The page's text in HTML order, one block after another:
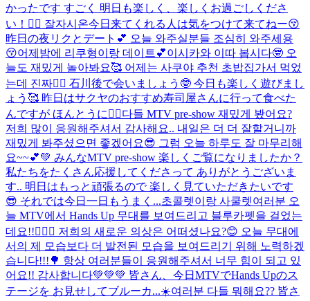
かったです すごく 明日も楽しく、楽しくお過ごしくださ
い！👍🏻 잘자시온今日来てくれる人は気をつけて来てねー😚
昨日の夜リクとデート💕 오늘 와주실분들 조심히 와주세용
😚어제밤에 리쿠형이랑 데이트💕이시카와 이따 봅시다🤓 오
늘도 재밌게 놀아봐요🥰 어제는 사쿠야 추천 초밥집가서 먹었
는데 진짜👍🏻 石川後で会いましょう🤓 今日も楽しく遊びまし
ょう🥰 昨日はサクヤのおすすめ寿司屋さんに行って食べた
んですが ほんとうに👍🏻다들 MTV pre-show 재밌게 봤어요?
저희 많이 응원해주셔서 감사해요.. 내일은 더 더 잘할거니까
재밌게 봐주셨으면 좋겠어요😎 그럼 오늘 하루도 잘 마무리해
요~~💕💚 みんなMTV pre-show 楽しくご覧になりましたか？
私たちをたくさん応援してくださって ありがとうございま
す.. 明日はもっと頑張るので 楽しく見ていただきたいです
😎 それでは今日一日もうまく...초콜렛이랑 사쿨렛여러분 오
늘 MTV에서 Hands Up 무대를 보여드리고 블루카펫을 걸었는
데요!!🙋🏻‍♂️ 저희의 새로운 의상은 어떠셨나요?😊 오늘 무대에
서의 제 모습보다 더 발전된 모습을 보여드리기 위해 노력하겠
습니다!!!🌳 항상 여러분들이 응원해주셔서 너무 힘이 되고 있
어요!! 감사합니다💚💚💚 皆さん、今日MTVでHands Upのス
テージを お見せしてブルーカ...☀️여러분 다들 뭐해요?? 皆さ